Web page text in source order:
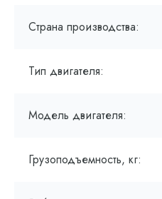
Страна производства:
Тип двигателя:
Модель двигателя:
Грузоподъемность, кг: